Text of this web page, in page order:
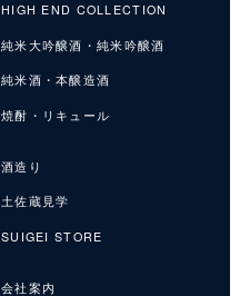
HIGH END COLLECTION
純米大吟醸酒・純米吟醸酒
純米酒・本醸造酒
焼酎・リキュール
酒造り
土佐蔵見学
SUIGEI STORE
会社案内